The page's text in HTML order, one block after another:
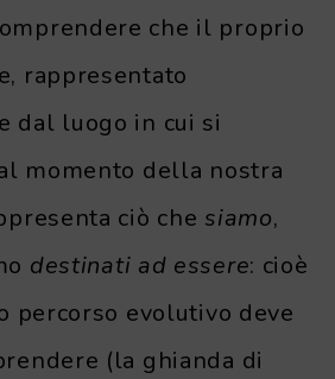
che il proprio
rappresentato
dal luogo in cui si
momento della nostra
ciò che siamo,
destinati ad essere: cioè
percorso evolutivo deve
(la ghianda di